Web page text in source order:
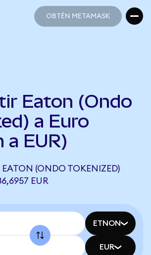
OBTÉN METAMASK
Eaton (Ondo
a Euro
a EUR)
(ONDO TOKENIZED)
EUR
ETNON
EUR